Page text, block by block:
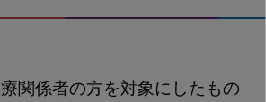
関係者の方を対象にしたもの